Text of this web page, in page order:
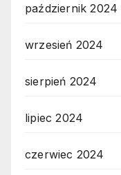
październik 2024
wrzesień 2024
sierpień 2024
lipiec 2024
czerwiec 2024